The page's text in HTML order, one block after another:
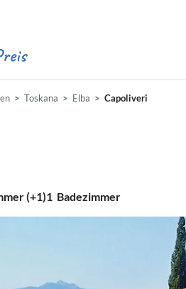
Toskana Elba Capoliveri
(+1)1 Badezimmer